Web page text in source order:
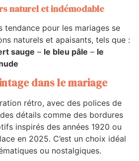
naturel et indémodable
tendance pour les mariages se
naturels et apaisants, tels que :
sauge – le bleu pâle – le
dans le mariage
rétro, avec des polices de
détails comme des bordures
inspirés des années 1920 ou
en 2025. C’est un choix idéal
ou nostalgiques.